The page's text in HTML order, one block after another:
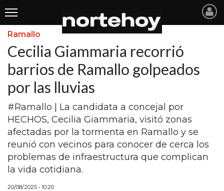
Últimas
Noticias
INICIO
NOTICIAS RECIENTES
SAN NICOLAS
RAMALLO
SAN PEDRO
PROVINCIA
Ramallo
Cecilia Giammaria recorrió
barrios de Ramallo golpeados
por las lluvias
#Ramallo | La candidata a concejal por
HECHOS, Cecilia Giammaria, visitó zonas
afectadas por la tormenta en Ramallo y se
reunió con vecinos para conocer de cerca los
problemas de infraestructura que complican
la vida cotidiana.
20/08/2025 • 10:20